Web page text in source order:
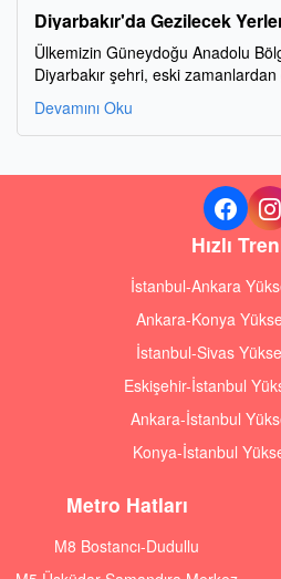
Diyarbakır'da Gezilecek
Ülkemizin Güneydoğu Anadolu
Diyarbakır şehri, eski
Devamını Oku
Hızlı
İstanbul-Ankara
Ankara-Konya
İstanbul-Sivas
Eskişehir-İstanbul
Ankara-İstanbul
Konya-İstanbul
Metro Hatları
M8 Bostancı-Dudullu